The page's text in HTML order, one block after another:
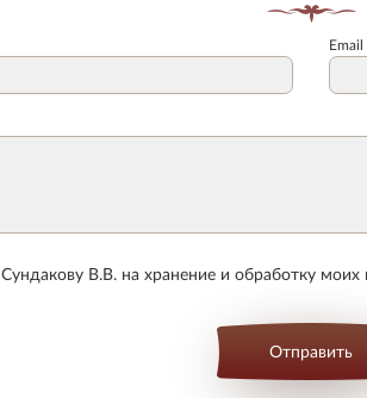
Сундакову В.В. на хранение и обработку
Отправить